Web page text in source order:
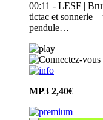
00:11 - LESF |
tictac et sonnerie
pendule…
MP3 2,40€